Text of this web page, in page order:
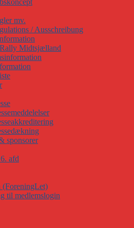
mv.
/ Ausschreibung
Midtsjælland
sponsorer
afd
(ForeningLet)
til medlemslogin